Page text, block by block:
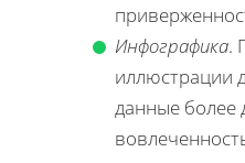
Инфографика.
иллюстрации
данные более